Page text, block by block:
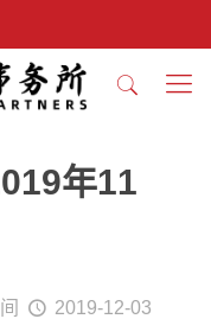
年11
2019-12-03